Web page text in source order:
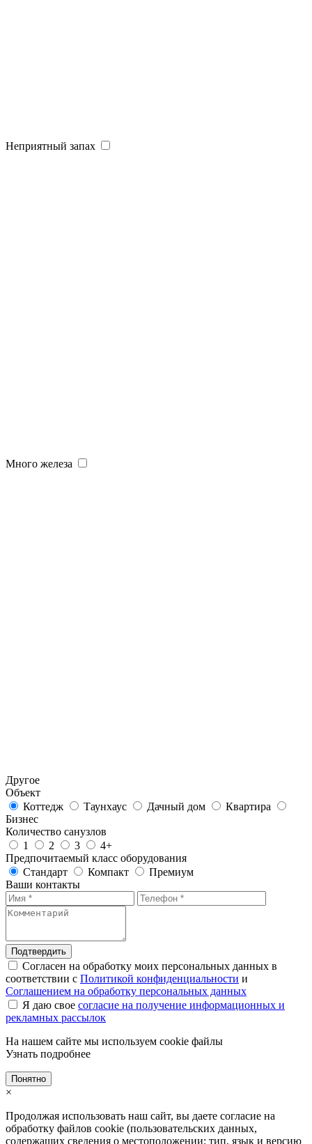
Неприятный запах
Много железа
Другое
Объект
Коттедж
Таунхаус Дачный дом
Квартира
Бизнес
Количество санузлов
1
2 3
4+
Предпочитаемый класс оборудования
Стандарт
Компакт
Премиум
Ваши контакты
Подтвердить
Согласен на обработку моих персональных данных в
соответствии с Политикой конфиденциальности и
Соглашением на обработку персональных данных
Я даю свое согласие на получение информационных и
рекламных рассылок
На нашем сайте мы используем cookie файлы
Узнать подробнее
Понятно
×
Продолжая использовать наш сайт, вы даете согласие на
обработку файлов cookie (пользовательских данных,
содержащих сведения о местоположении; тип, язык и версию